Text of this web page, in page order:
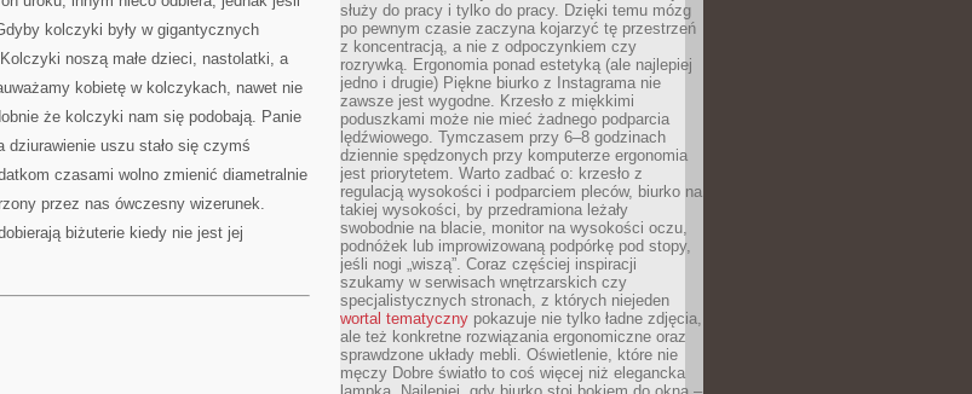
kolczyki były w gigantycznych
noszą małe dzieci, nastolatki, a
kobietę w kolczykach, nawet nie
że kolczyki nam się podobają. Panie
uszu stało się czymś
czasami wolno zmienić diametralnie
przez nas ówczesny wizerunek.
biżuterie kiedy nie jest jej
służy do pracy i tylko do pracy. Dzięki temu mózg
po pewnym czasie zaczyna kojarzyć tę przestrzeń
z koncentracją, a nie z odpoczynkiem czy
rozrywką. Ergonomia ponad estetyką (ale najlepiej
jedno i drugie) Piękne biurko z Instagrama nie
zawsze jest wygodne. Krzesło z miękkimi
poduszkami może nie mieć żadnego podparcia
lędźwiowego. Tymczasem przy 6–8 godzinach
dziennie spędzonych przy komputerze ergonomia
jest priorytetem. Warto zadbać o: krzesło z
regulacją wysokości i podparciem pleców, biurko na
takiej wysokości, by przedramiona leżały
swobodnie na blacie, monitor na wysokości oczu,
podnóżek lub improwizowaną podpórkę pod stopy,
jeśli nogi „wiszą”. Coraz częściej inspiracji
szukamy w serwisach wnętrzarskich czy
specjalistycznych stronach, z których niejeden
wortal tematyczny pokazuje nie tylko ładne zdjęcia,
ale też konkretne rozwiązania ergonomiczne oraz
sprawdzone układy mebli. Oświetlenie, które nie
męczy Dobre światło to coś więcej niż elegancka